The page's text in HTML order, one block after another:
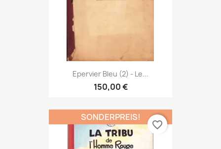
Epervier Bleu (2) - Le...
150,00 €
SONDERPREIS!
favorite_border